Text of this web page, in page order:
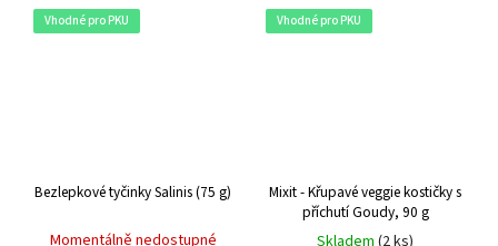
Vhodné pro PKU
Bezlepkové tyčinky Salinis (75 g)
Momentálně nedostupné
Vhodné pro PKU
Mixit - Křupavé veggie kostičky s
příchutí Goudy, 90 g
Skladem (2 ks)